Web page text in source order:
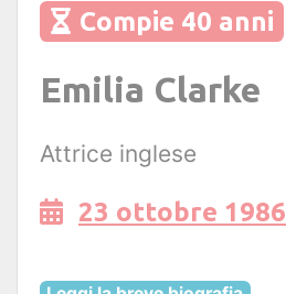
Compie 40 anni
Emilia Clarke
Attrice inglese
23 ottobre 1986